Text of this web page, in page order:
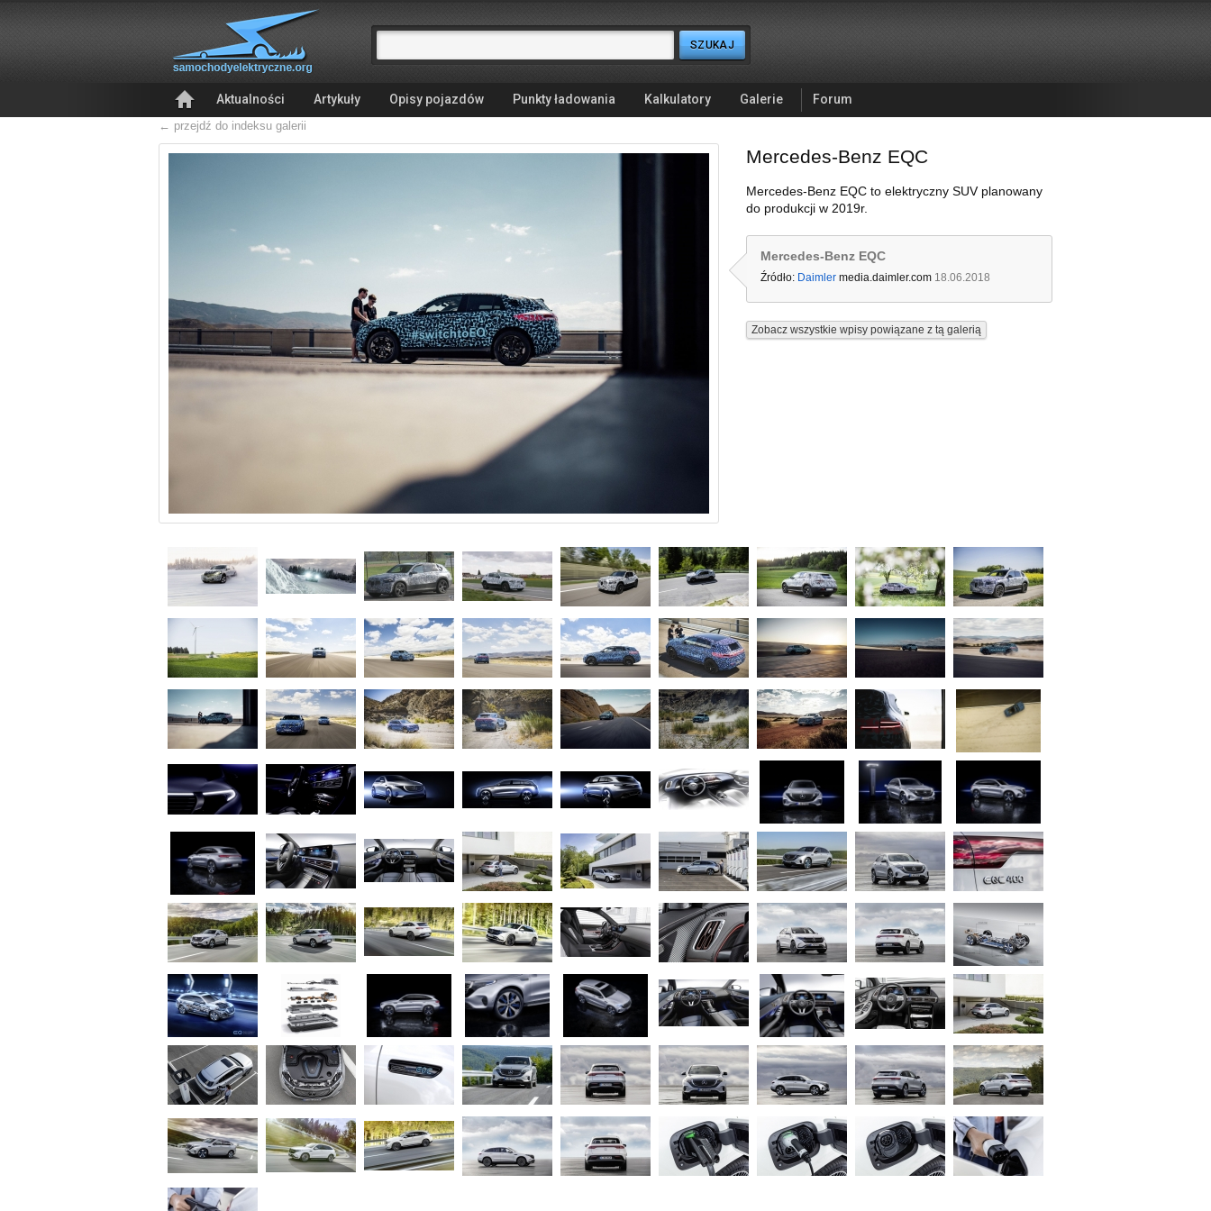
Aktualności Artykuły Opisy pojazdów Punkty ładowania Kalkulatory Galerie Forum
← przejdź do indeksu galerii
Mercedes-Benz EQC
Mercedes-Benz EQC to elektryczny SUV planowany
do produkcji w 2019r.
Mercedes-Benz EQC
Źródło: Daimler media.daimler.com 18.06.2018
Zobacz wszystkie wpisy powiązane z tą galerią